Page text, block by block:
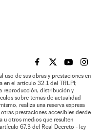
EL PAÍS BRASIL EN
EL PAÍSEL PAÍS
EL
uso de sus obras y prestaciones en
en el artículo 32.1 del TRLPI;
reproducción, distribución y
sobre temas de actualidad
realiza una reserva expresa
prestaciones accesibles desde
u otros medios que resulten
67.3 del Real Decreto - ley